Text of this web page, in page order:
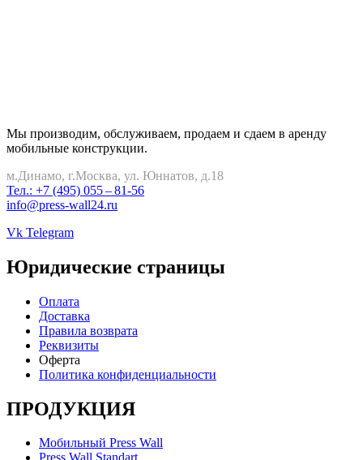
Мы производим, обслуживаем, продаем и сдаем в аренду
мобильные конструкции.
м.Динамо, г.Москва, ул. Юннатов, д.18
Тел.: +7 (495) 055 – 81-56
info@press-wall24.ru
Vk Telegram
Юридические страницы
Оплата
Доставка
Правила возврата
Реквизиты
Оферта
Политика конфиденциальности
ПРОДУКЦИЯ
Мобильный Press Wall